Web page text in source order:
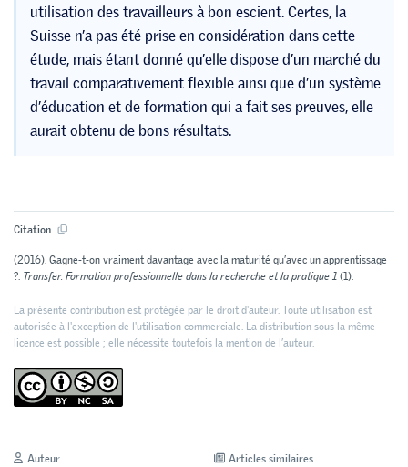
utilisation des travailleurs à bon escient. Certes, la
Suisse n’a pas été prise en considération dans cette
étude, mais étant donné qu’elle dispose d’un marché du
travail comparativement flexible ainsi que d’un système
d’éducation et de formation qui a fait ses preuves, elle
aurait obtenu de bons résultats.
Citation
(2016). Gagne-t-on vraiment davantage avec la maturité qu’avec un apprentissage
?. Transfer. Formation professionnelle dans la recherche et la pratique 1(1).
La présente contribution est protégée par le droit d'auteur. Toute utilisation est
autorisée à l'exception de l'utilisation commerciale. La distribution sous la même
licence est possible ; elle nécessite toutefois la mention de l’auteur.
Auteur Articles similaires